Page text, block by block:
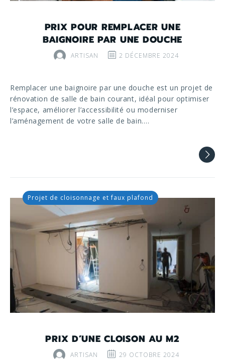
PRIX POUR REMPLACER UNE
BAIGNOIRE PAR UNE DOUCHE
ARTISAN 2 DÉCEMBRE 2024
Remplacer une baignoire par une douche est un projet de
rénovation de salle de bain courant, idéal pour optimiser
l’espace, améliorer l’accessibilité ou moderniser
l’aménagement de votre salle de bain.…
PRIX D’UNE CLOISON AU M2
ARTISAN 29 OCTOBRE 2024
Projet de cloisonnage et faux plafond